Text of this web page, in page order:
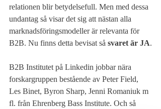
relationen blir betydelsefull. Men med dessa
undantag så visar det sig att nästan alla
marknadsföringsmodeller är relevanta för
B2B. Nu finns detta bevisat så svaret är JA.
B2B Institutet på Linkedin jobbar nära
forskargruppen bestående av Peter Field,
Les Binet, Byron Sharp, Jenni Romaniuk m
fl. från Ehrenberg Bass Institute. Och så